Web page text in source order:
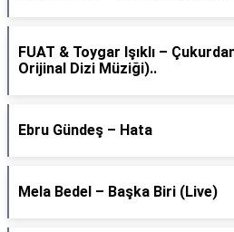
FUAT & Toygar Işıklı –
Orijinal Dizi Müziği)..
Ebru Gündeş – Hata
Mela Bedel – Başka Biri (Live)